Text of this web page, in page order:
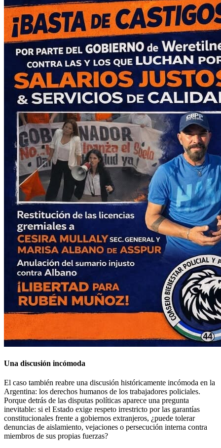
Una discusión incómoda
El caso también reabre una discusión históricamente incómoda en la
Argentina: los derechos humanos de los trabajadores policiales.
Porque detrás de las disputas políticas aparece una pregunta
inevitable: si el Estado exige respeto irrestricto por las garantías
constitucionales frente a gobiernos extranjeros, ¿puede tolerar
denuncias de aislamiento, vejaciones o persecución interna contra
miembros de sus propias fuerzas?